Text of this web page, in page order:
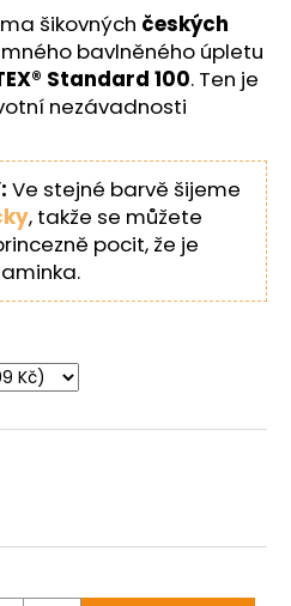
šikovných českých
bavlněného úpletu
Standard 100. Ten je
nezávadnosti
Ve stejné barvě šijeme
, takže se můžete
pocit, že je